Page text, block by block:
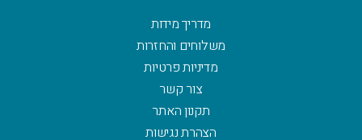
מדריך מידות
משלוחים והחזרות
מדיניות פרטיות
צור קשר
תקנון האתר
הצהרת נגישות